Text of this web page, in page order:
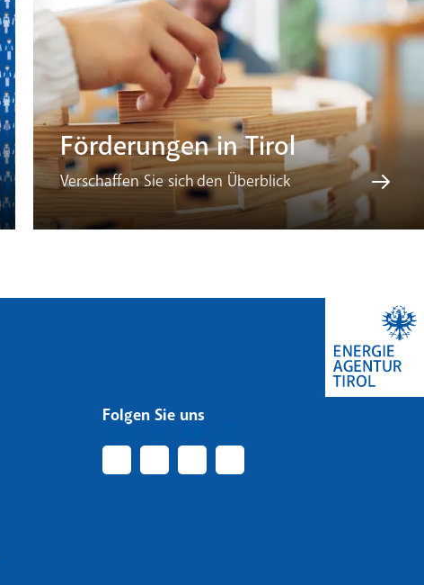
Förderungen in Tirol
Verschaffen Sie sich den Überblick
Folgen Sie uns